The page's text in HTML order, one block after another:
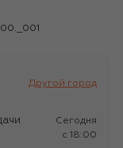
Другой город
Сегодня
c 18:00